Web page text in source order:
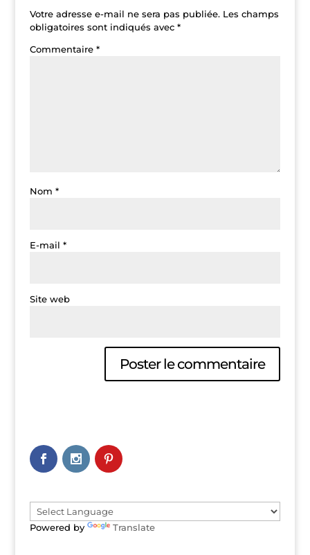
Votre adresse e-mail ne sera pas publiée. Les champs
obligatoires sont indiqués avec *
Commentaire *
Nom *
E-mail *
Site web
n
a
v
e
:Powered by Translate